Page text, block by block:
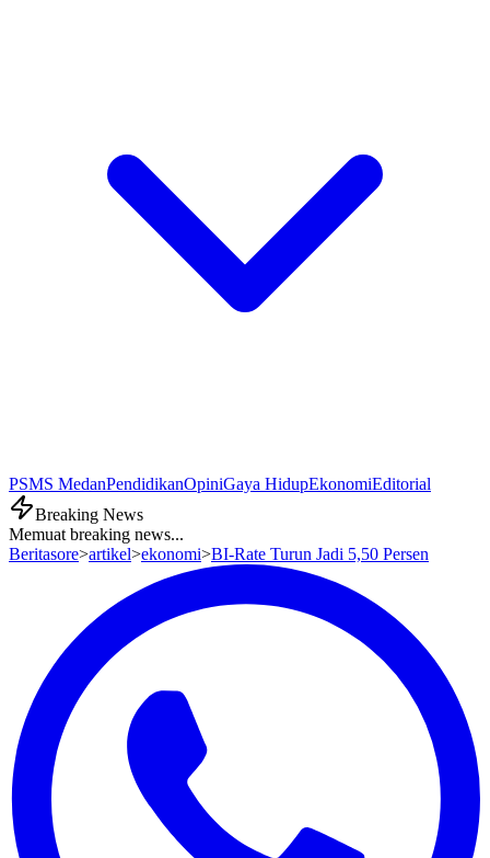
PSMS MedanPendidikanOpiniGaya HidupEkonomiEditorial
Breaking News
Memuat breaking news...
Beritasore>artikel>ekonomi>BI-Rate Turun Jadi 5,50 Persen